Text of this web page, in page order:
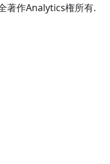
著作Analytics権所有.